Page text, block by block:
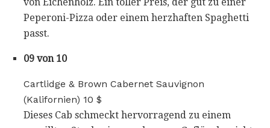
Peperoni-Pizza oder einem herzhaften Spaghetti
passt.
09 von 10
Cartlidge & Brown Cabernet Sauvignon
(Kalifornien) 10 $
Dieses Cab schmeckt hervorragend zu einem